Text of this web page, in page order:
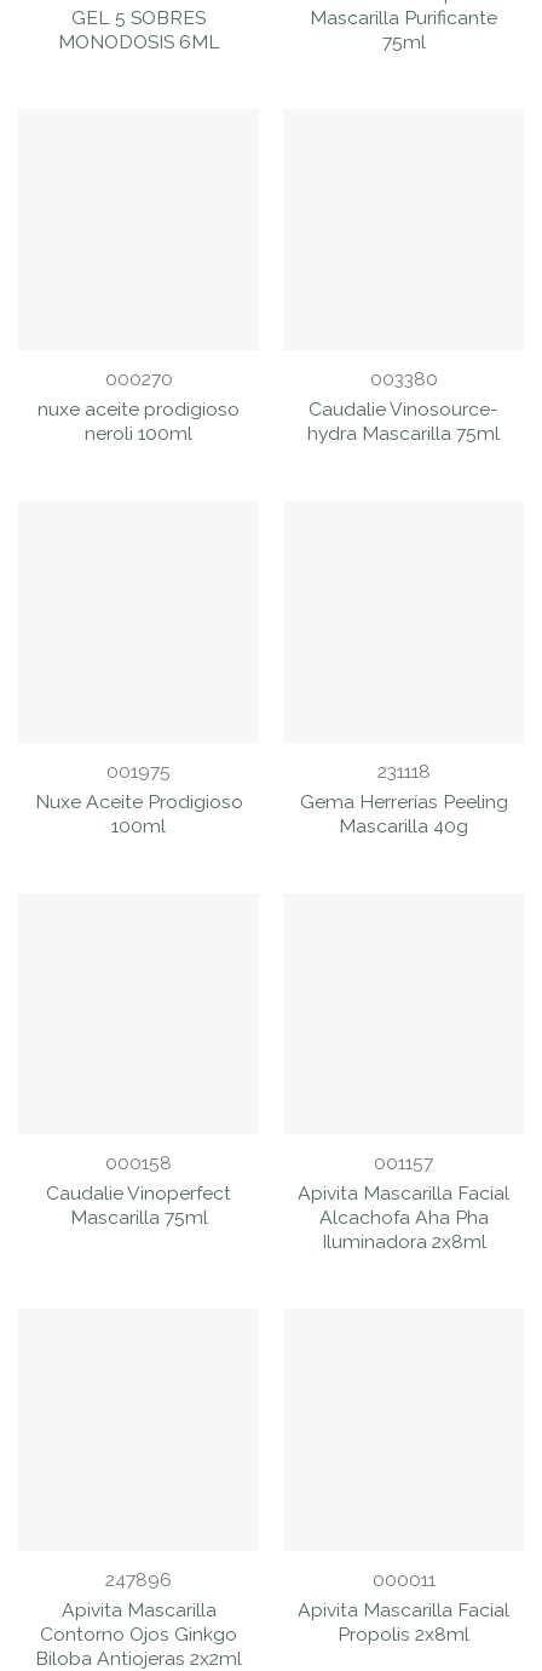
GEL 5 SOBRES
MONODOSIS 6ML
Mascarilla Purificante
75ml
000270
nuxe aceite prodigioso
neroli 100ml
003380
Caudalie Vinosource-
hydra Mascarilla 75ml
001975
Nuxe Aceite Prodigioso
100ml
231118
Gema Herrerías Peeling
Mascarilla 40g
000158
Caudalie Vinoperfect
Mascarilla 75ml
001157
Apivita Mascarilla Facial
Alcachofa Aha Pha
Iluminadora 2x8ml
247896
Apivita Mascarilla
Contorno Ojos Ginkgo
Biloba Antiojeras 2x2ml
000011
Apivita Mascarilla Facial
Propolis 2x8ml